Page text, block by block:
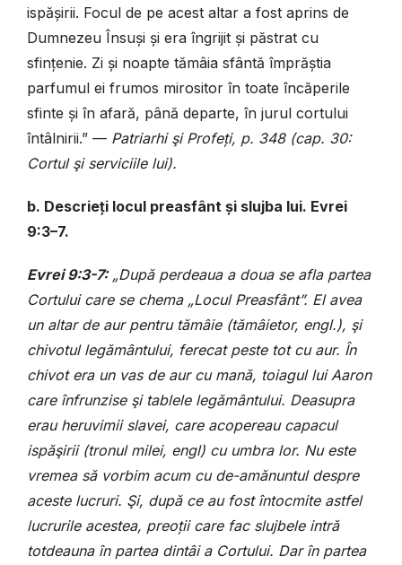
ispășirii. Focul de pe acest altar a fost aprins de
Dumnezeu Însuși și era îngrijit și păstrat cu
sfințenie. Zi și noapte tămâia sfântă împrăștia
parfumul ei frumos mirositor în toate încăperile
sfinte și în afară, până departe, în jurul cortului
întâlnirii.” — Patriarhi şi Profeți, p. 348 (cap. 30:
Cortul şi serviciile lui).
b. Descrieți locul preasfânt și slujba lui. Evrei
9:3–7.
Evrei 9:3-7:„După perdeaua a doua se afla partea
Cortului care se chema „Locul Preasfânt”. El avea
un altar de aur pentru tămâie (tămâietor, engl.), şi
chivotul legământului, ferecat peste tot cu aur. În
chivot era un vas de aur cu mană, toiagul lui Aaron
care înfrunzise şi tablele legământului. Deasupra
erau heruvimii slavei, care acopereau capacul
ispăşirii (tronul milei, engl) cu umbra lor. Nu este
vremea să vorbim acum cu de-amănuntul despre
aceste lucruri. Şi, după ce au fost întocmite astfel
lucrurile acestea, preoții care fac slujbele intră
totdeauna în partea dintâi a Cortului. Dar în partea